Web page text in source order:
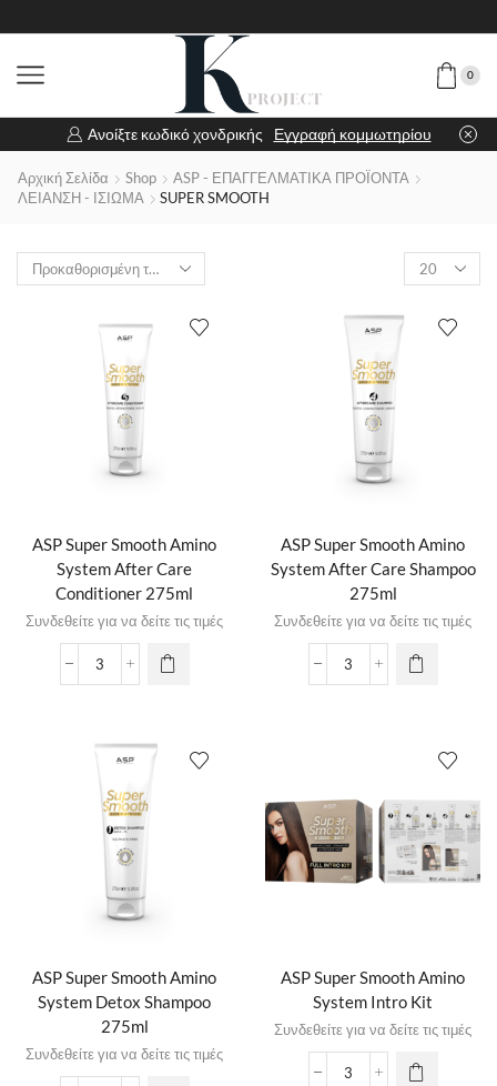
0
Ανοίξτε κωδικό χονδρικής Εγγραφή κομμωτηρίου
Αρχική Σελίδα Shop
ASP - ΕΠΑΓΓΕΛΜΑΤΙΚΑ ΠΡΟΪΟΝΤΑ
ΛΕΙΑΝΣΗ - ΙΣΙΩΜΑ
SUPER SMOOTH
ASP Super Smooth Amino
System After Care
Conditioner 275ml
Συνδεθείτε για να δείτε τις τιμές
ASP Super Smooth Amino
System After Care Shampoo
275ml
Συνδεθείτε για να δείτε τις τιμές
ASP Super Smooth Amino
System Detox Shampoo
275ml
Συνδεθείτε για να δείτε τις τιμές
ASP Super Smooth Amino
System Intro Kit
Συνδεθείτε για να δείτε τις τιμές